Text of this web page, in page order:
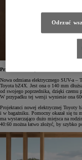
Przestronne wnętrze
Nowa odmiana elektrycznego SUV-a
Toyota bZ4X. Jest ona o 140 mm
od swojego poprzednika, dzięki czemu
W przypadku tej wersji wyniesie ona
Projektanci nowej elektrycznej Toyoty
i w bagażniku. Pomocny okazał się tu
ma wystarczająco dużo miejsca na
40:60 można łatwo złożyć, by szybko
Odrzuć